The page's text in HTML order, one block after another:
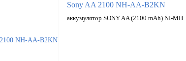
Sony AA 2100 NH-AA-B2KN
аккумулятор SONY AA (2100 mAh) NI-MH